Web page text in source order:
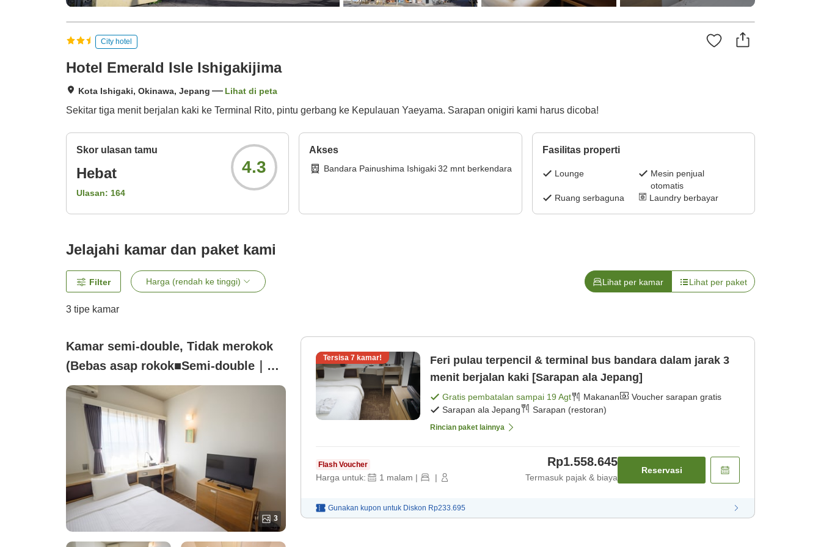
City hotel
Hotel Emerald Isle Ishigakijima
Kota Ishigaki, Okinawa, Jepang Lihat di peta
Sekitar tiga menit berjalan kaki ke Terminal Rito, pintu gerbang ke Kepulauan Yaeyama. Sarapan onigiri kami harus dicoba!
Skor ulasan tamu
Hebat
Ulasan: 164
4.3
Akses
Bandara Painushima Ishigaki32 mnt berkendara
Fasilitas properti
Lounge
Mesin penjual
otomatis
Ruang serbaguna
Laundry berbayar
Jelajahi kamar dan paket kami
Filter Harga (rendah ke tinggi) Lihat per kamar Lihat per paket
3 tipe kamar
Kamar semi-double, Tidak merokok
(Bebas asap rokok■Semi-double｜
Lebar tempat tidur 130cm／13 meter
persegi／Wi-Fi)
3
Tersisa 7 kamar!
Feri pulau terpencil & terminal bus bandara dalam jarak 3
menit berjalan kaki [Sarapan ala Jepang]
Gratis pembatalan sampai 19 Agt Makanan
Voucher sarapan gratis
Sarapan ala Jepang
Sarapan (restoran)
Rincian paket lainnya
Flash Voucher
Harga untuk: 1 malam | |
Rp1.558.645
Termasuk pajak & biaya
Reservasi
Gunakan kupon untuk Diskon Rp233.695